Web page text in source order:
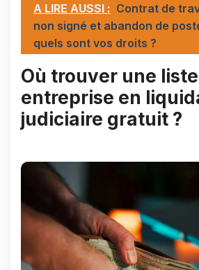
A LIRE AUSSI : Contrat de
non signé et abandon de
quels sont vos droits ?
Où trouver une liste
entreprise en
judiciaire gratuit ?